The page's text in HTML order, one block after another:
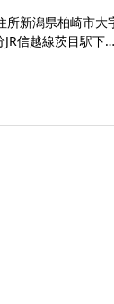
新潟県柏崎市大
信越線茨目駅下…